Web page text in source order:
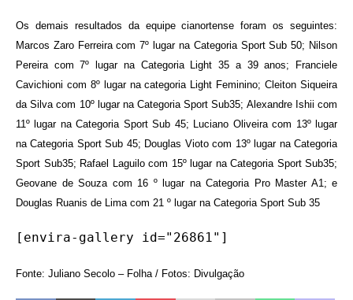
Os demais resultados da equipe cianortense foram os seguintes:
Marcos Zaro Ferreira com 7º lugar na Categoria Sport Sub 50; Nilson
Pereira com 7º lugar na Categoria Light 35 a 39 anos; Franciele
Cavichioni com 8º lugar na categoria Light Feminino; Cleiton Siqueira
da Silva com 10º lugar na Categoria Sport Sub35; Alexandre Ishii com
11º lugar na Categoria Sport Sub 45; Luciano Oliveira com 13º lugar
na Categoria Sport Sub 45; Douglas Vioto com 13º lugar na Categoria
Sport Sub35; Rafael Laguilo com 15º lugar na Categoria Sport Sub35;
Geovane de Souza com 16 º lugar na Categoria Pro Master A1; e
Douglas Ruanis de Lima com 21 º lugar na Categoria Sport Sub 35
[envira-gallery id="26861"]
Fonte: Juliano Secolo – Folha / Fotos: Divulgação